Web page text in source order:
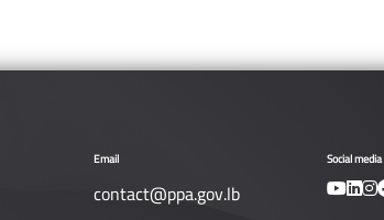
Email
contact@ppa.gov.lb
Social media